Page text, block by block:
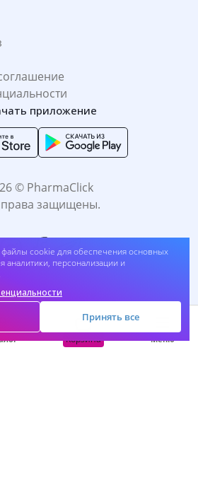
файлы cookie для обеспечения основных
аналитики, персонализации и
Принять все
приложение
© PharmaClick
права защищены.
к оплате:
Корзина Меню